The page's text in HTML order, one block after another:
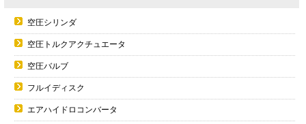
空圧シリンダ
空圧トルクアクチュエータ
空圧バルブ
フルイディスク
エアハイドロコンバータ